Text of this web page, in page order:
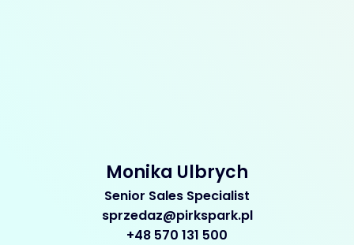
Monika Ulbrych
Senior Sales Specialist
sprzedaz@pirkspark.pl
+48 570 131 500